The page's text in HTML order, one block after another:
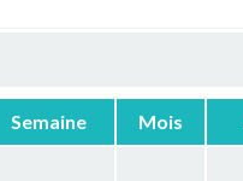
Semaine Mois